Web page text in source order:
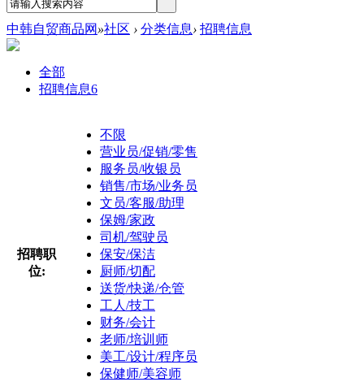
中韩自贸商品网 »社区 › 分类信息› 招聘信息
全部
招聘信息6
招聘职
位:
不限
营业员/促销/零售
服务员/收银员
销售/市场/业务员
文员/客服/助理
保姆/家政
司机/驾驶员
保安/保洁
厨师/切配
送货/快递/仓管
工人/技工
财务/会计
老师/培训师
美工/设计/程序员
保健师/美容师